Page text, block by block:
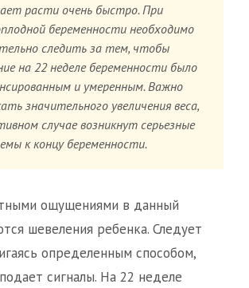
расти очень быстро. При
беременности необходимо
следить за тем, чтобы
на 22 неделе беременности было
и умеренным. Важно
значительного увеличения веса,
случае возникнут серьезные
к концу беременности.
ощущениями в данный
шевеления ребенка. Следует
определенным способом,
сигналы. На 22 неделе